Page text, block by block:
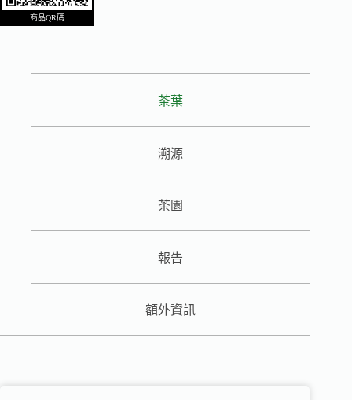
商品QR碼
茶葉
溯源
茶園
報告
額外資訊